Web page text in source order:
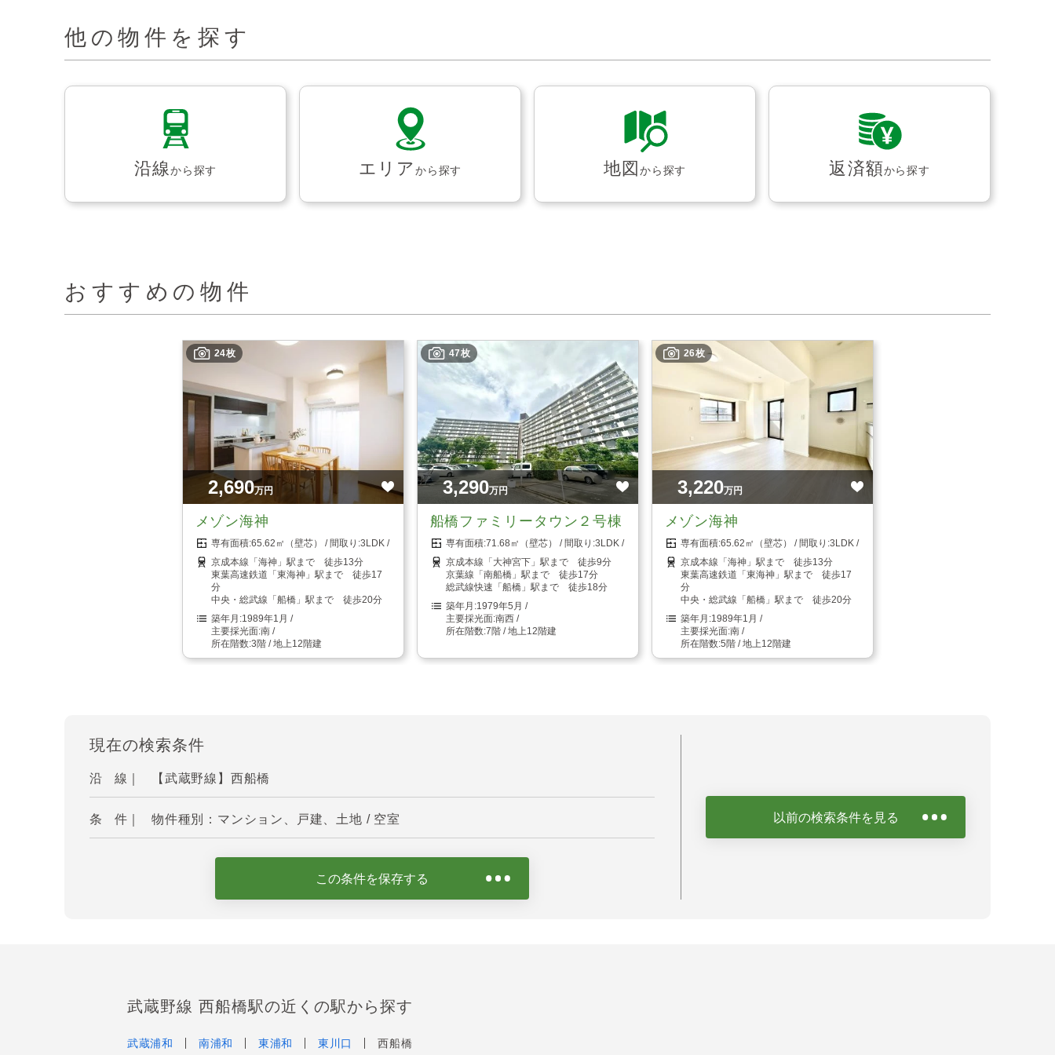
他の物件を探す
沿線から探す エリアから探す 地図から探す 返済額から探す
おすすめの物件
24枚
2,690万円
メゾン海神
65.62㎡（壁芯）
3LDK
京成本線「海神」駅まで 徒歩13分
東葉高速鉄道「東海神」駅まで 徒歩17
分
中央・総武線「船橋」駅まで 徒歩20分
1989年1月
南
3階 / 地上12階建
47枚
3,290万円
船橋ファミリータウン２号棟
71.68㎡（壁芯）
3LDK
京成本線「大神宮下」駅まで 徒歩9分
京葉線「南船橋」駅まで 徒歩17分
総武線快速「船橋」駅まで 徒歩18分
1979年5月
南西
7階 / 地上12階建
26枚
3,220万円
メゾン海神
65.62㎡（壁芯）
3LDK
京成本線「海神」駅まで 徒歩13分
東葉高速鉄道「東海神」駅まで 徒歩17
分
中央・総武線「船橋」駅まで 徒歩20分
1989年1月
南
5階 / 地上12階建
現在の検索条件
沿 線｜ 【武蔵野線】西船橋
条 件｜ 物件種別：マンション、戸建、土地 / 空室
この条件を保存する
以前の検索条件を見る
武蔵野線 西船橋駅の近くの駅から探す
武蔵浦和 南浦和 東浦和 東川口 西船橋